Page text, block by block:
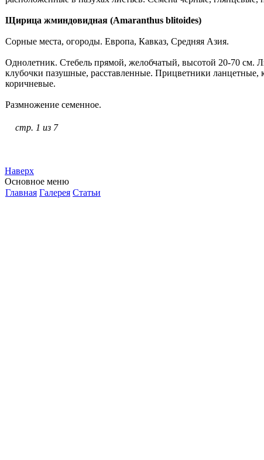
Щирица жминдовидная (Amaranthus blitoides)
Сорные места, огороды. Европа, Кавказ, Средняя Азия.
Однолетник. Стебель прямой, желобчатый, высотой 20-70 см.
клубочки пазушные, расставленные. Прицветники ланцетные,
коричневые.
Размножение семенное.
стр. 1 из 7
Наверх
Основное меню
Главная Галерея Статьи